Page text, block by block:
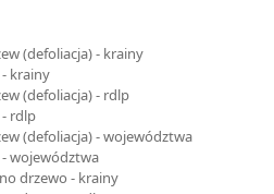
(defoliacja) - krainy
krainy
(defoliacja) - rdlp
rdlp
(defoliacja) - województwa
województwa
drzewo - krainy